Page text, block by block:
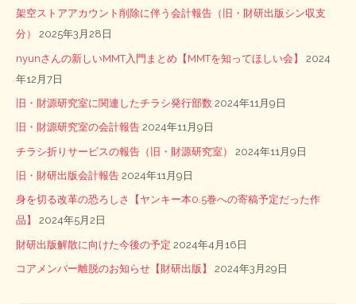
架空ストアアカウント削除に伴う会計報告（旧・財研出版シン収支
分）
2025年3月28日
nyunさんの新しいMMT入門まとめ【MMTを知ってほしい会】
2024
年12月7日
旧・財源研究室に関連したチラシ発行部数 2024年11月9日
旧・財源研究室の会計報告 2024年11月9日
チラシ折りサービスの報告（旧・財源研究室） 2024年11月9日
旧・財研出版会計報告 2024年11月9日
身を切る改革の恐ろしさ【ヤンキー本0.5巻への寄稿予定だった作
品】
2024年5月2日
財研出版解散に向けた今後の予定 2024年4月16日
コアメンバー離脱のお知らせ【財研出版】 2024年3月29日